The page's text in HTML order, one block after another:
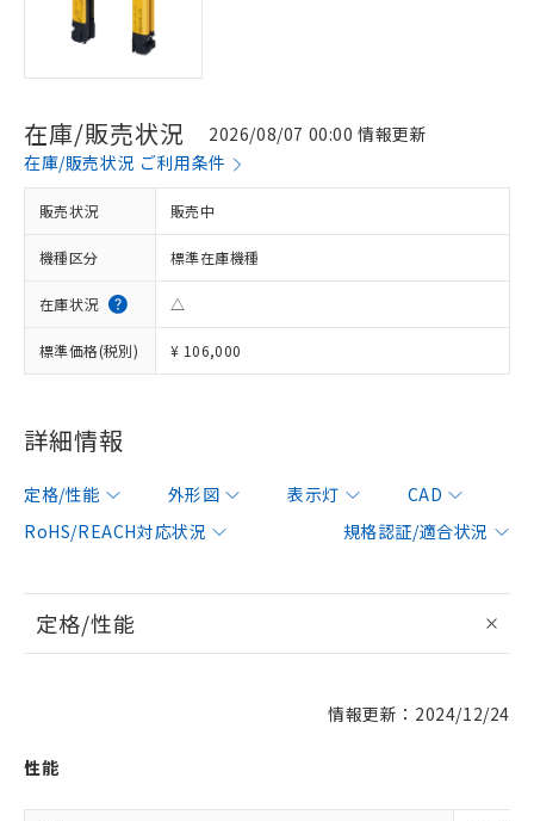
在庫/販売状況
2026/08/07 00:00 情報更新
在庫/販売状況 ご利用条件
販売状況 販売中
機種区分 標準在庫機種
在庫状況 △
標準価格(税別) ¥ 106,000
詳細情報
定格/性能 外形図 表示灯
CAD
RoHS/REACH対応状況
規格認証/適合状況
定格/性能
情報更新：2024/12/24
性能